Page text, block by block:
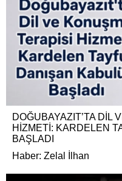
DOĞUBAYAZIT’TA DİL
HİZMETİ: KARDELEN
BAŞLADI
Haber: Zelal İlhan